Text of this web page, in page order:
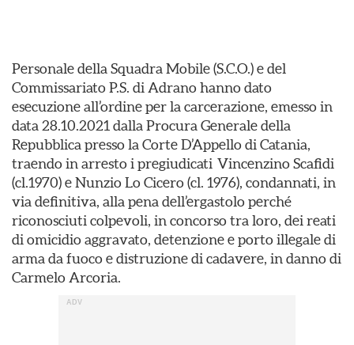
Personale della Squadra Mobile (S.C.O.) e del
Commissariato P.S. di Adrano hanno dato
esecuzione all’ordine per la carcerazione, emesso in
data 28.10.2021 dalla Procura Generale della
Repubblica presso la Corte D’Appello di Catania,
traendo in arresto i pregiudicati Vincenzino Scafidi
(cl.1970) e Nunzio Lo Cicero (cl. 1976), condannati, in
via definitiva, alla pena dell’ergastolo perché
riconosciuti colpevoli, in concorso tra loro, dei reati
di omicidio aggravato, detenzione e porto illegale di
arma da fuoco e distruzione di cadavere, in danno di
Carmelo Arcoria.